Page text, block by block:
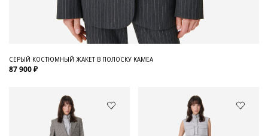
СЕРЫЙ КОСТЮМНЫЙ ЖАКЕТ В ПОЛОСКУ KAMEA
87 900 ₽